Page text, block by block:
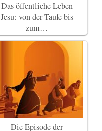
Das öffentliche Leben
Jesu: von der Taufe bis
zum…
Die Episode der